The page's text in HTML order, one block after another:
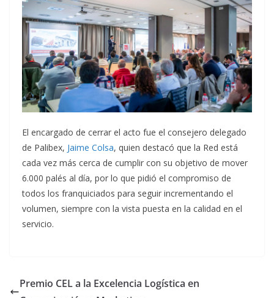
El encargado de cerrar el acto fue el consejero delegado
de Palibex, Jaime Colsa, quien destacó que la Red está
cada vez más cerca de cumplir con su objetivo de mover
6.000 palés al día, por lo que pidió el compromiso de
todos los franquiciados para seguir incrementando el
volumen, siempre con la vista puesta en la calidad en el
servicio.
Premio CEL a la Excelencia Logística en